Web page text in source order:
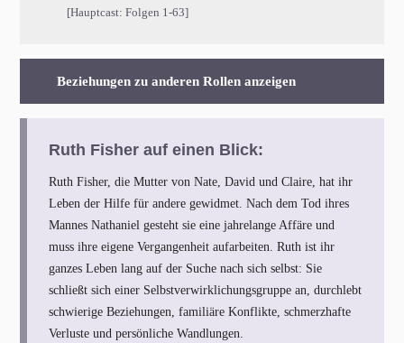
[Hauptcast: Folgen 1-63]
Beziehungen zu anderen Rollen anzeigen
Ruth Fisher auf einen Blick:
Ruth Fisher, die Mutter von Nate, David und Claire, hat ihr
Leben der Hilfe für andere gewidmet. Nach dem Tod ihres
Mannes Nathaniel gesteht sie eine jahrelange Affäre und
muss ihre eigene Vergangenheit aufarbeiten. Ruth ist ihr
ganzes Leben lang auf der Suche nach sich selbst: Sie
schließt sich einer Selbstverwirklichungsgruppe an, durchlebt
schwierige Beziehungen, familiäre Konflikte, schmerzhafte
Verluste und persönliche Wandlungen.